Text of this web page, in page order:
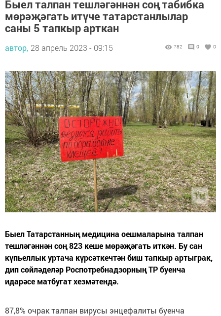
Быел талпан тешләгәннән соң табибка
мөрәҗәгать итүче татарстанлылар
саны 5 тапкыр арткан
автор, 28 апрель 2023 - 09:15 782 0 0
Быел Татарстанның медицина оешмаларына талпан
тешләгәннән соң 823 кеше мөрәҗәгать иткән. Бу сан
күпьеллык уртача күрсәткечтән биш тапкыр артыграк,
дип сөйләделәр Роспотребнадзорның ТР буенча
идарәсе матбугат хезмәтендә.
87,8% очрак талпан вирусы энцефалиты буенча